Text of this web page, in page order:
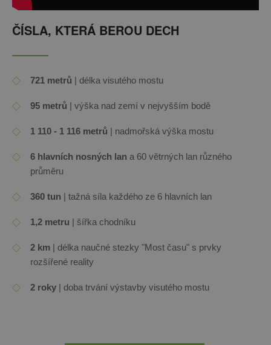
ČÍSLA, KTERÁ BEROU DECH
721 metrů | délka visutého mostu
95 metrů | výška nad zemí v nejvyšším bodě
1 110 - 1 116 metrů | nadmořská výška mostu
6 hlavních nosných lan a 60 větrných lan různého
průměru
360 tun | tažná síla každého ze 6 hlavních lan
1,2 metru | šířka chodníku
2 km | délka naučné stezky "Most času" s prvky
rozšířené reality
2 roky | doba trvání výstavby visutého mostu